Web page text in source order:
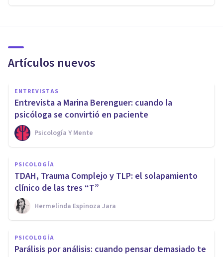
Artículos nuevos
ENTREVISTAS
Entrevista a Marina Berenguer: cuando la
psicóloga se convirtió en paciente
Psicología Y Mente
PSICOLOGÍA
TDAH, Trauma Complejo y TLP: el solapamiento
clínico de las tres “T”
Hermelinda Espinoza Jara
PSICOLOGÍA
Parálisis por análisis: cuando pensar demasiado te